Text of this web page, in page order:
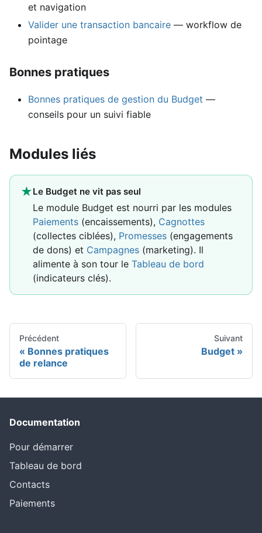
et navigation
Valider une transaction bancaire — workflow de
pointage
Bonnes pratiques
Bonnes pratiques de gestion du Budget —
conseils pour un suivi fiable
Modules liés
★Le Budget ne vit pas seul
Le module Budget est nourri par les modules
Paiements (encaissements), Cagnottes
(collectes ciblées), Promesses (engagements
de dons) et Campagnes (marketing). Il
alimente à son tour le Tableau de bord
(indicateurs clés).
Précédent
Bonnes pratiques
de relance
Suivant
Budget
Documentation
Pour démarrer
Tableau de bord
Contacts
Paiements